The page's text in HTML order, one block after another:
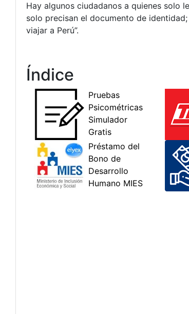
Hay algunos ciudadanos a quienes solo
solo precisan el documento de
viajar a Perú”.
Índice